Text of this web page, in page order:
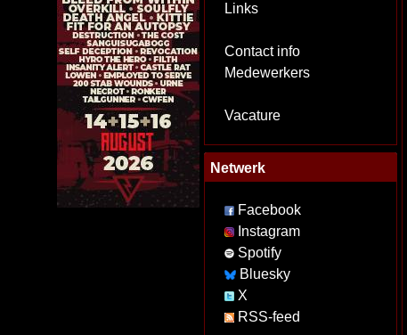
Links
Contact info
Medewerkers
Vacature
Netwerk
Facebook
Instagram
Spotify
Bluesky
X
RSS-feed